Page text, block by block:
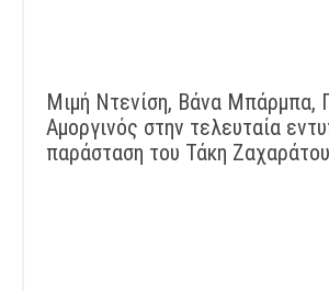
Μιμή Ντενίση, Βάνα Μπάρμπα,
Αμοργινός στην τελευταία
παράσταση του Τάκη Ζαχαράτου